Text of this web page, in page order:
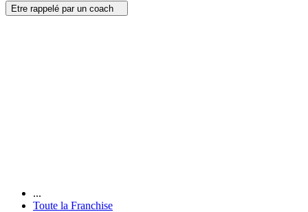
Etre rappelé par un coach
...
Toute la Franchise